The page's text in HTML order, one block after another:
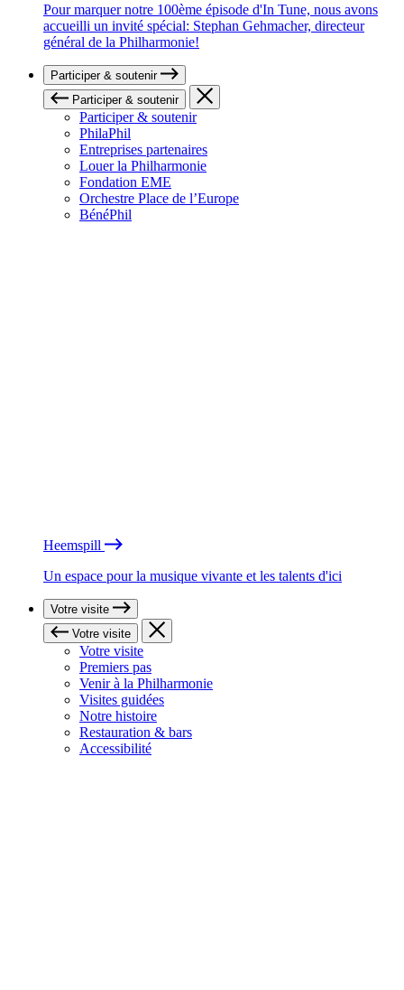
Pour marquer notre 100ème épisode d'In Tune, nous avons
accueilli un invité spécial: Stephan Gehmacher, directeur
général de la Philharmonie!
Participer & soutenir
Participer & soutenir
Participer & soutenir
PhilaPhil
Entreprises partenaires
Louer la Philharmonie
Fondation EME
Orchestre Place de l’Europe
BénéPhil
Heemspill
Un espace pour la musique vivante et les talents d'ici
Votre visite
Votre visite
Votre visite
Premiers pas
Venir à la Philharmonie
Visites guidées
Notre histoire
Restauration & bars
Accessibilité